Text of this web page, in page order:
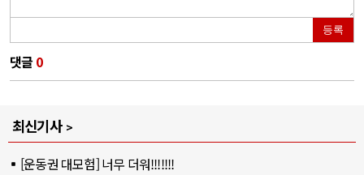
등록
댓글 0
최신기사
[운동권 대모험] 너무 더워!!!!!!!